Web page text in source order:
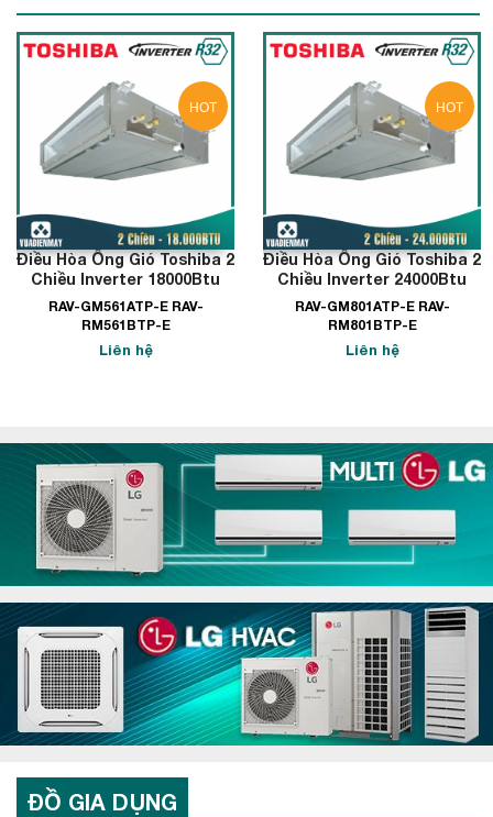
HOT
Điều Hòa Ống Gió Toshiba 2
Chiều Inverter 18000Btu
RAV-GM561ATP-E RAV-
RM561BTP-E
Liên hệ
HOT
Điều Hòa Ống Gió Toshiba 2
Chiều Inverter 24000Btu
RAV-GM801ATP-E RAV-
RM801BTP-E
Liên hệ
ĐỒ GIA DỤNG